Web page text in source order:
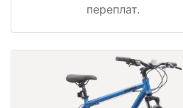
переплат.